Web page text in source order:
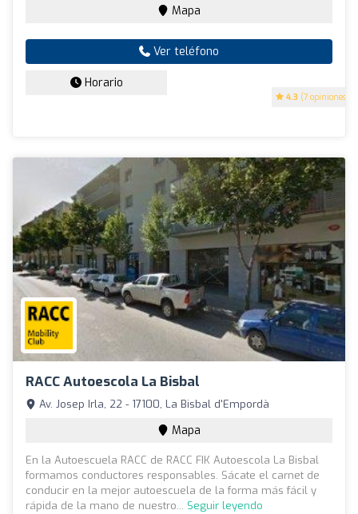
4.3 (7 opiniones)
Mapa
Ver teléfono
Horario
RACC Autoescola La Bisbal
Av. Josep Irla, 22 - 17100, La Bisbal d'Empordà
Mapa
En la Autoescuela RACC de RACC FIK Autoescola La Bisbal
formamos conductores responsables. Sácate el carnet de
conducir en la mejor autoescuela de la forma más fácil y
rápida de la mano de nuestro... Seguir leyendo